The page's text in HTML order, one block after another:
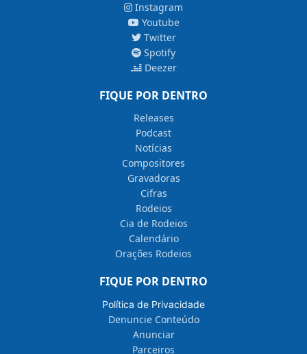
Instagram
Youtube
Twitter
Spotify
Deezer
FIQUE POR DENTRO
Releases
Podcast
Notícias
Compositores
Gravadoras
Cifras
Rodeios
Cia de Rodeios
Calendário
Orações Rodeios
FIQUE POR DENTRO
Política de Privacidade
Denuncie Conteúdo
Anunciar
Parceiros